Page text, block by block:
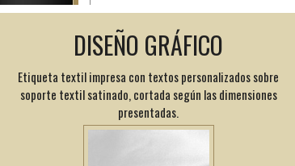
DISEÑO GRÁFICO
Etiqueta textil impresa con textos personalizados sobre
soporte textil satinado, cortada según las dimensiones
presentadas.